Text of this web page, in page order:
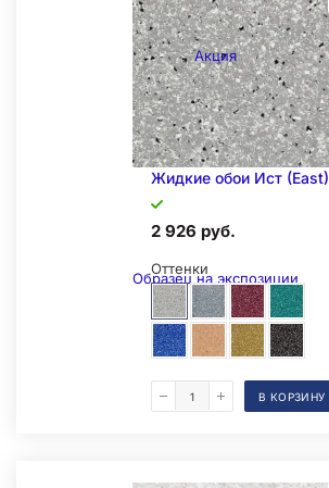
Акция
Образец на экспозиции
Жидкие обои Иcт (East)
2 926 руб.
Оттенки
В КОРЗИНУ